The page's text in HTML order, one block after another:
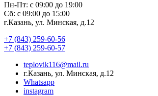
Пн-Пт: с 09:00 до 19:00
Сб: с 09:00 до 15:00
г.Казань, ул. Минская, д.12
+7 (843) 259-60-56
+7 (843) 259-60-57
teplovik116@mail.ru
г.Казань, ул. Минская, д.12
Whatsapp
instagram